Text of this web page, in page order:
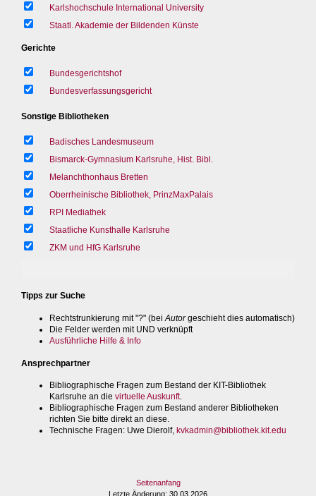
Karlshochschule International University
Staatl. Akademie der Bildenden Künste
Gerichte
Bundesgerichtshof
Bundesverfassungsgericht
Sonstige Bibliotheken
Badisches Landesmuseum
Bismarck-Gymnasium Karlsruhe, Hist. Bibl.
Melanchthonhaus Bretten
Oberrheinische Bibliothek, PrinzMaxPalais
RPI Mediathek
Staatliche Kunsthalle Karlsruhe
ZKM und HfG Karlsruhe
Tipps zur Suche
Rechtstrunkierung mit "?" (bei Autorgeschieht dies automatisch)
Die Felder werden mit UND verknüpft
Ausführliche Hilfe & Info
Ansprechpartner
Bibliographische Fragen zum Bestand der KIT-Bibliothek
Karlsruhe an die virtuelle Auskunft.
Bibliographische Fragen zum Bestand anderer Bibliotheken
richten Sie bitte direkt an diese.
Technische Fragen: Uwe Dierolf, kvkadmin@bibliothek.kit.edu
Seitenanfang
Letzte Änderung: 30.03.2026